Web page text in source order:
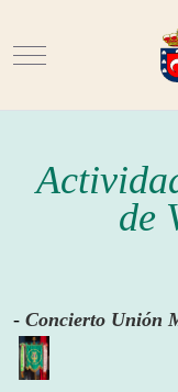
Mobile Menu
de
- Concierto Unión